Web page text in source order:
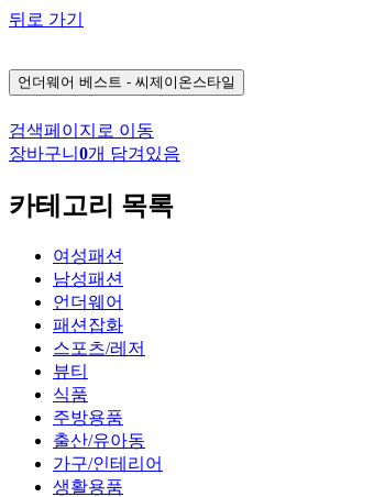
뒤로 가기
언더웨어 베스트 - 씨제이온스타일
검색페이지로 이동
장바구니 0개 담겨있음
카테고리 목록
여성패션
남성패션
언더웨어
패션잡화
스포츠/레저
뷰티
식품
주방용품
출산/유아동
가구/인테리어
생활용품